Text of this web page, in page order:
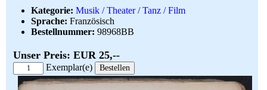
Kontakt
Ankauf
Impressum
Kategorie: Musik / Theater / Tanz / Film
Sprache: Französisch
Bestellnummer: 98968BB
Unser Preis: EUR 25,--
Exemplar(e)